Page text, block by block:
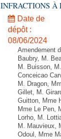
INFRACTIONS À
Date de
dépôt :
08/06/2024
Amendement
Baubry, M.
M. Buisson,
Conceicao
M. Dragon,
Gillet, M.
Guitton, Mme
Mme Le Pen,
Lorho, M.
M. Mauvieux,
Odoul, Mme